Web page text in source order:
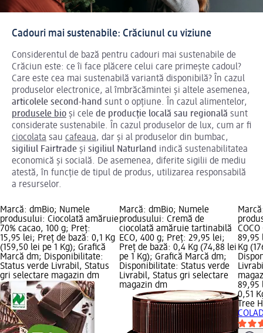
Cadouri mai sustenabile: Crăciunul cu viziune
Considerentul de bază pentru cadouri mai sustenabile de
Crăciun este: ce îi face plăcere celui care primește cadoul?
Care este cea mai sustenabilă variantă disponibilă? În cazul
produselor electronice, al îmbrăcămintei și altele asemenea,
articolele second-hand sunt o opțiune. În cazul alimentelor,
produsele bio și cele de producție locală sau regională sunt
considerate sustenabile. În cazul produselor de lux, cum ar fi
ciocolata sau cafeaua, dar și al produselor din bumbac,
sigiliul Fairtrade și sigiliul Naturland indică sustenabilitatea
economică și socială. De asemenea, diferite sigilii de mediu
atestă, în funcție de tipul de produs, utilizarea responsabilă
a resurselor.
Marcă: dmBio; Numele
produsului: Ciocolată amăruie
70% cacao, 100 g; Preț:
15,95 lei; Preț de bază: 0,1 Kg
(159,50 lei pe 1 Kg); Grafică
Marcă dm; Disponibilitate:
Status verde Livrabil, Status
gri selectare magazin dm
Marcă: dmBio; Numele
produsului: Cremă de
ciocolată amăruie tartinabilă
ECO, 400 g; Preț: 29,95 lei;
Preț de bază: 0,4 Kg (74,88 lei
pe 1 Kg); Grafică Marcă dm;
Disponibilitate: Status verde
Livrabil, Status gri selectare
magazin dm
89,95
Kg
89,95
0,51
Tree